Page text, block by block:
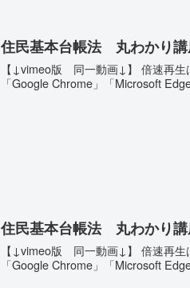
住民基本台帳法 丸わかり講
【↓vimeo版 同一動画↓】 倍速再生
「Google Chrome」「Microsoft
住民基本台帳法 丸わかり講
【↓vimeo版 同一動画↓】 倍速再生
「Google Chrome」「Microsoft